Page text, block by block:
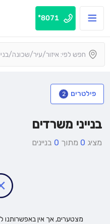
8071*
פילטרים 2
בנייני משרדים
מציג 0 מתוך 0 בניינים
מצטערים, אך אין באפשרותנו